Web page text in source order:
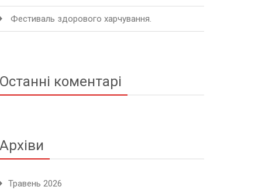
Фестиваль здорового харчування.
Останні коментарі
Архіви
Травень 2026